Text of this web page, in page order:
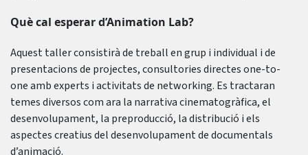
Què cal esperar d’Animation Lab?
Aquest taller consistirà de treball en grup i individual i de
presentacions de projectes, consultories directes one-to-
one amb experts i activitats de networking. Es tractaran
temes diversos com ara la narrativa cinematogràfica, el
desenvolupament, la preproducció, la distribució i els
aspectes creatius del desenvolupament de documentals
d’animació.